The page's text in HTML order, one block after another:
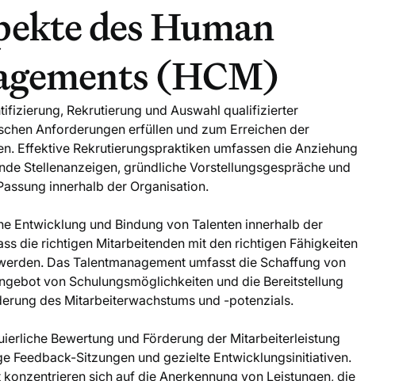
des Human
(HCM)
Rekrutierung und Auswahl qualifizierter
Anforderungen erfüllen und zum Erreichen der
Effektive Rekrutierungspraktiken umfassen die Anziehung
Stellenanzeigen, gründliche Vorstellungsgespräche und
innerhalb der Organisation.
Entwicklung und Bindung von Talenten innerhalb der
die richtigen Mitarbeitenden mit den richtigen Fähigkeiten
Das Talentmanagement umfasst die Schaffung von
von Schulungsmöglichkeiten und die Bereitstellung
des Mitarbeiterwachstums und -potenzials.
Bewertung und Förderung der Mitarbeiterleistung
Feedback-Sitzungen und gezielte Entwicklungsinitiativen.
sich auf die Anerkennung von Leistungen, die